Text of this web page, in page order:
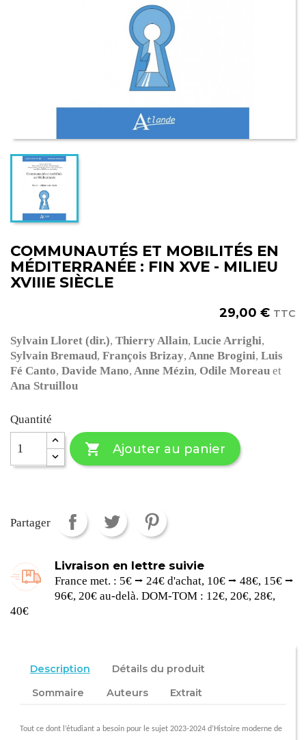
COMMUNAUTÉS ET MOBILITÉS EN
MÉDITERRANÉE : FIN XVE - MILIEU
XVIIIE SIÈCLE
29,00 € TTC
Sylvain Lloret (dir.), Thierry Allain, Lucie Arrighi,
Sylvain Bremaud, François Brizay, Anne Brogini, Luis
Fé Canto, Davide Mano, Anne Mézin, Odile Moreau et
Ana Struillou
Quantité
 Ajouter au panier
Partager
Livraison en lettre suivie
France met. : 5€ ⭢ 24€ d'achat, 10€ ⭢ 48€, 15€ ⭢
96€, 20€ au-delà. DOM-TOM : 12€, 20€, 28€,
40€
Description
Détails du produit
Sommaire
Auteurs Extrait
Tout ce dont l’étudiant a besoin pour le sujet 2023-2024 d’Histoire moderne de